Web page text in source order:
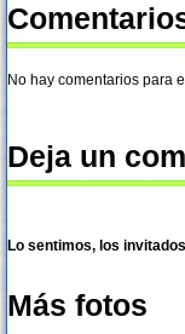
No hay comentarios para
Deja un
Lo sentimos, los
Más fotos